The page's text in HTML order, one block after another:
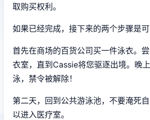
取购买权利。
如果已经完成，接下来的两个步骤是可
首先在商场的百货公司买一件泳衣。
衣室，直到Cassie将您驱逐出境。晚
泳，禁令被解除！
第二天，回到公共游泳池，不要淹死
以进入医疗室。